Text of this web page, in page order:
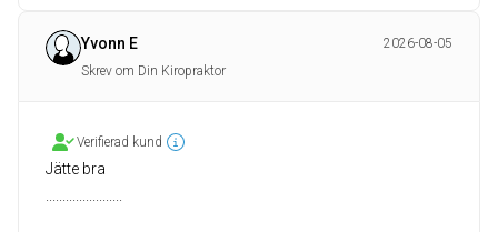
Yvonn E
2026-08-05
Skrev om Din Kiropraktor
Verifierad kund
Jätte bra